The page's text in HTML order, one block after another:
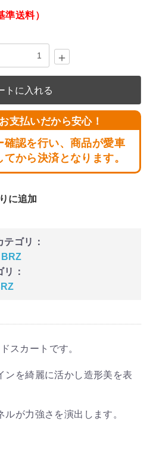
送料）
＋
トに入れる
支払いだから安心！
確認を行い、商品が愛車
から決済となります。
に追加
ゴリ：
：
スカートです。
ンを綺麗に活かし造形美を表
が力強さを演出します。